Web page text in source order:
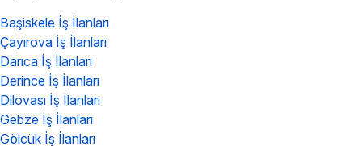
Başiskele İş İlanları
Çayırova İş İlanları
Darıca İş İlanları
Derince İş İlanları
Dilovası İş İlanları
Gebze İş İlanları
Gölcük İş İlanları